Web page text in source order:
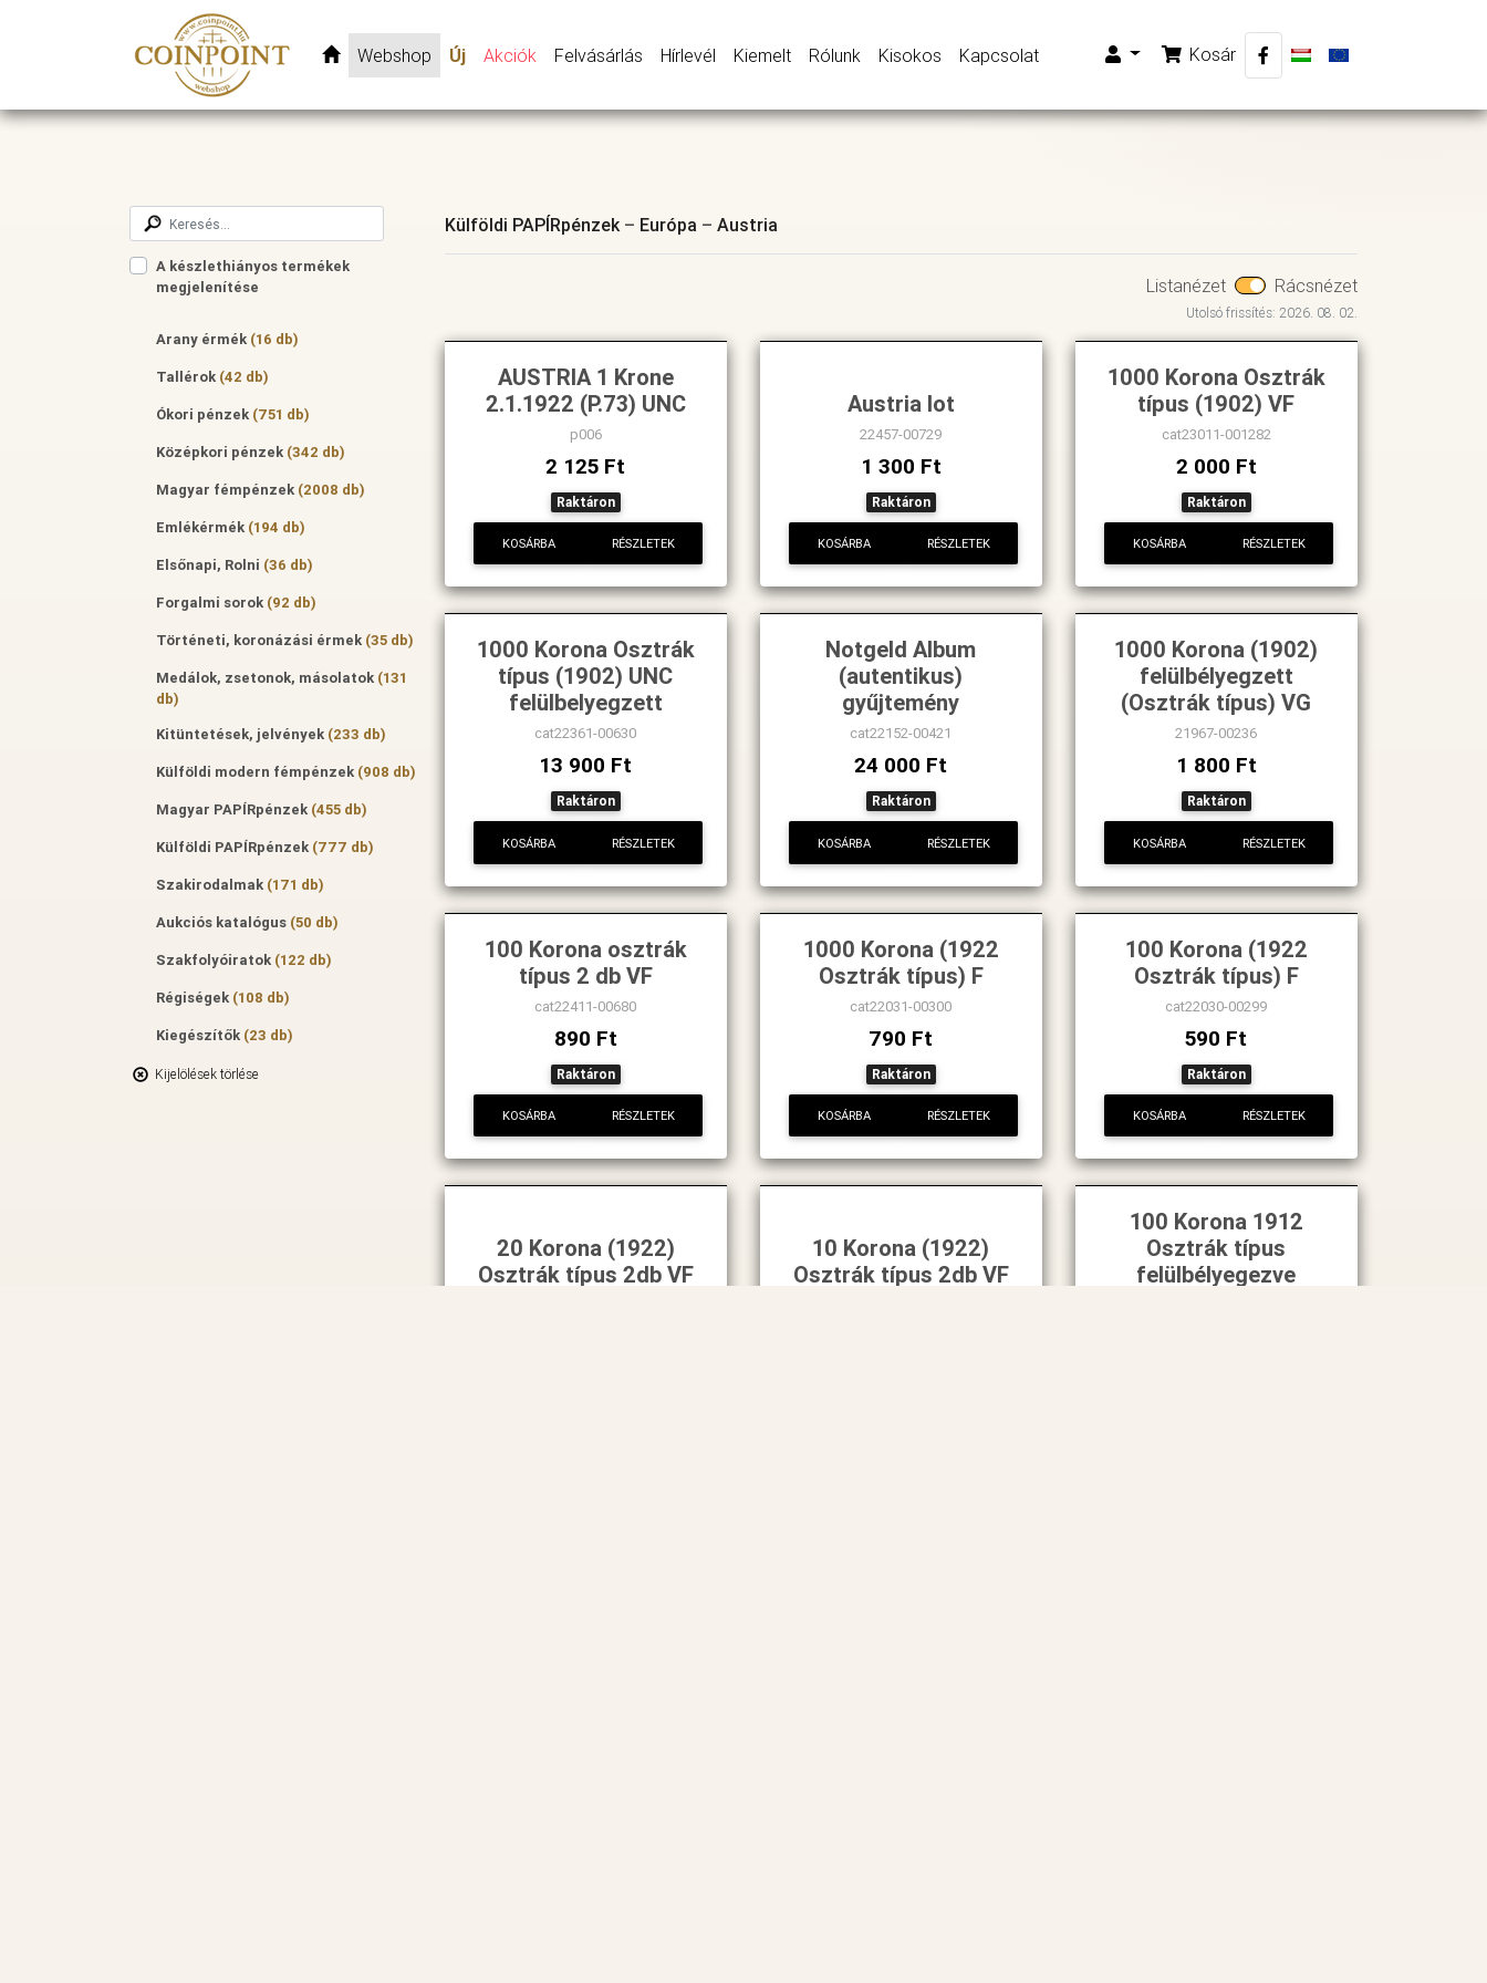
Webshop Új Akciók Felvásárlás Hírlevél Kiemelt Rólunk Kisokos Kapcsolat Kosár
A készlethiányos termékek
megjelenítése
Arany érmék (16 db)
Tallérok (42 db)
Ókori pénzek (751 db)
Középkori pénzek (342 db)
Magyar fémpénzek (2008 db)
Emlékérmék (194 db)
Elsőnapi, Rolni (36 db)
Forgalmi sorok (92 db)
Történeti, koronázási érmek (35 db)
Medálok, zsetonok, másolatok (131
db)
Kitüntetések, jelvények (233 db)
Külföldi modern fémpénzek (908 db)
Magyar PAPÍRpénzek (455 db)
Külföldi PAPÍRpénzek (777 db)
Szakirodalmak (171 db)
Aukciós katalógus (50 db)
Szakfolyóiratok (122 db)
Régiségek (108 db)
Kiegészítők (23 db)
Kijelölések törlése
Külföldi PAPÍRpénzek– Európa – Austria
Listanézet Rácsnézet
Utolsó frissítés: 2026. 08. 02.
AUSTRIA 1 Krone
2.1.1922 (P.73) UNC
p006
2 125 Ft
Raktáron
KOSÁRBA RÉSZLETEK
Austria lot
22457-00729
1 300 Ft
Raktáron
KOSÁRBA RÉSZLETEK
1000 Korona Osztrák
típus (1902) VF
cat23011-001282
2 000 Ft
Raktáron
KOSÁRBA RÉSZLETEK
1000 Korona Osztrák
típus (1902) UNC
felülbelyegzett
cat22361-00630
13 900 Ft
Raktáron
KOSÁRBA RÉSZLETEK
Notgeld Album
(autentikus)
gyűjtemény
cat22152-00421
24 000 Ft
Raktáron
KOSÁRBA RÉSZLETEK
1000 Korona (1902)
felülbélyegzett
(Osztrák típus) VG
21967-00236
1 800 Ft
Raktáron
KOSÁRBA RÉSZLETEK
100 Korona osztrák
típus 2 db VF
cat22411-00680
890 Ft
Raktáron
KOSÁRBA RÉSZLETEK
1000 Korona (1922
Osztrák típus) F
cat22031-00300
790 Ft
Raktáron
KOSÁRBA RÉSZLETEK
100 Korona (1922
Osztrák típus) F
cat22030-00299
590 Ft
Raktáron
KOSÁRBA RÉSZLETEK
20 Korona (1922)
Osztrák típus 2db VF
10 Korona (1922)
Osztrák típus 2db VF
100 Korona 1912
Osztrák típus
felülbélyegezve